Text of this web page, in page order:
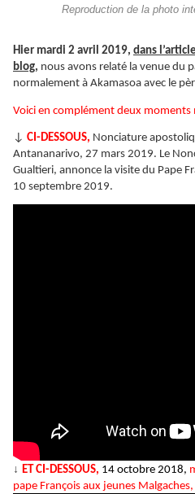
Reproduction de la photo
Hier mardi 2 avril 2019, dans
blog, nous avons relaté la venue du
normalement à Akamasoa avec le
Voici en complément deux moments
↓ CI-DESSOUS, Nonciature
Antananarivo, 27 mars 2019. Le
Gualtieri, annonce la visite du Pape
10 septembre 2019.
↓ ET CI-DESSOUS, 14 octobre 2018,
pape François aux jeunes Malgaches,